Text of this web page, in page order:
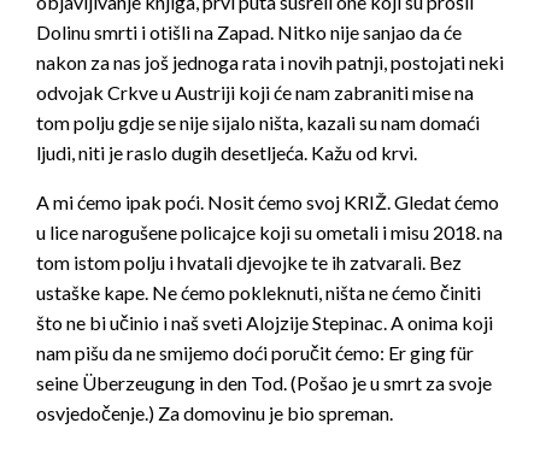
Dolinu smrti i otišli na Zapad. Nitko nije sanjao da će
nakon za nas još jednoga rata i novih patnji, postojati neki
odvojak Crkve u Austriji koji će nam zabraniti mise na
tom polju gdje se nije sijalo ništa, kazali su nam domaći
ljudi, niti je raslo dugih desetljeća. Kažu od krvi.
A mi ćemo ipak poći. Nosit ćemo svoj KRIŽ. Gledat ćemo
u lice narogušene policajce koji su ometali i misu 2018. na
tom istom polju i hvatali djevojke te ih zatvarali. Bez
ustaške kape. Ne ćemo pokleknuti, ništa ne ćemo činiti
što ne bi učinio i naš sveti Alojzije Stepinac. A onima koji
nam pišu da ne smijemo doći poručit ćemo: Er ging für
seine Überzeugung in den Tod. (Pošao je u smrt za svoje
osvjedočenje.) Za domovinu je bio spreman.